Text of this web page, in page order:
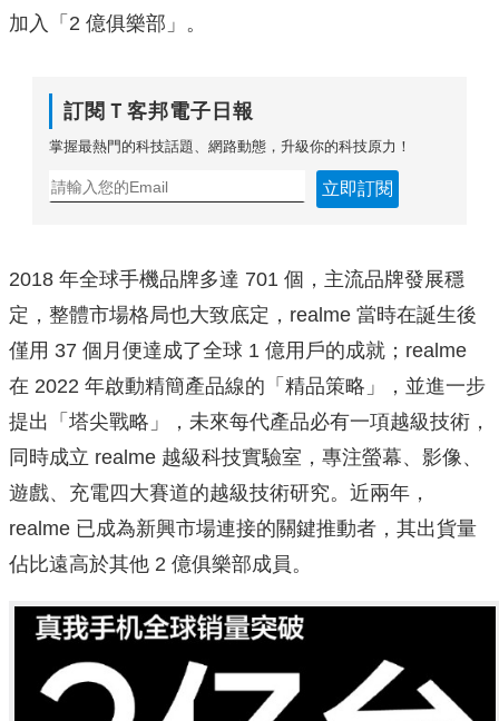
加入「2 億俱樂部」。
訂閱Ｔ客邦電子日報
掌握最熱門的科技話題、網路動態，升級你的科技原力！
立即訂閱
2018 年全球手機品牌多達 701 個，主流品牌發展穩
定，整體市場格局也大致底定，realme 當時在誕生後
僅用 37 個月便達成了全球 1 億用戶的成就；realme
在 2022 年啟動精簡產品線的「精品策略」，並進一步
提出「塔尖戰略」，未來每代產品必有一項越級技術，
同時成立 realme 越級科技實驗室，專注螢幕、影像、
遊戲、充電四大賽道的越級技術研究。近兩年，
realme 已成為新興市場連接的關鍵推動者，其出貨量
佔比遠高於其他 2 億俱樂部成員。